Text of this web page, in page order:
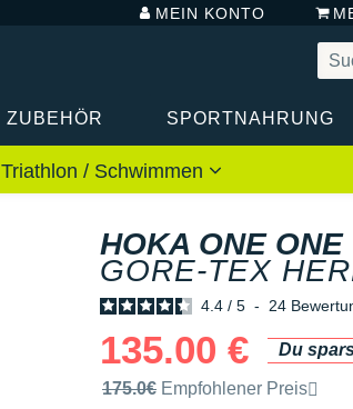
MEIN KONTO
ZUBEHÖR SPORTNAHRUNG
Triathlon / Schwimmen
HOKA ONE ONE
GORE-TEX
4.4 / 5 - 24
135.00 €
Du
Unverbindliche
175.0€ Empfohlener Preis